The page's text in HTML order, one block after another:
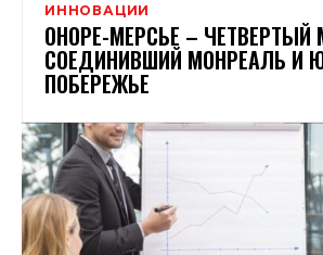
ИННОВАЦИИ
ОНОРЕ-МЕРСЬЕ – ЧЕТВЕРТЫЙ
СОЕДИНИВШИЙ МОНРЕАЛЬ И
ПОБЕРЕЖЬЕ